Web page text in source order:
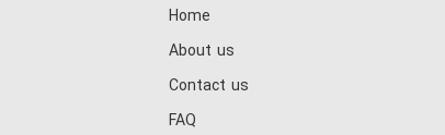
Home
About us
Contact us
FAQ